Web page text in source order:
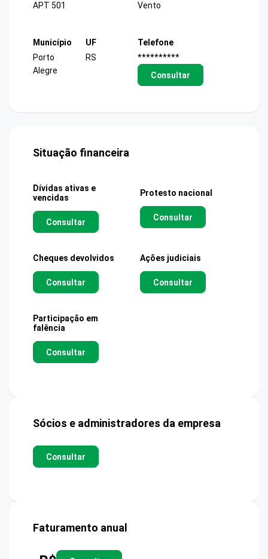
APT 501
Vento
Município
Porto
Alegre
UF
RS
Telefone
**********
Consultar
Situação financeira
Dívidas ativas e
vencidas
Consultar
Protesto nacional
Consultar
Cheques devolvidos
Consultar
Ações judiciais
Consultar
Participação em
falência
Consultar
Sócios e administradores da empresa
Consultar
Faturamento anual